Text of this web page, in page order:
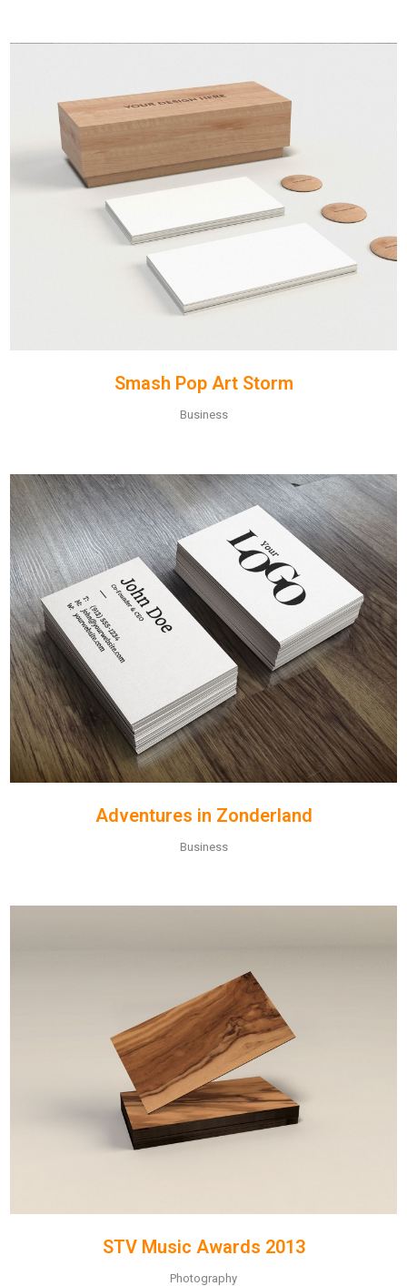
Smash Pop Art Storm
Business
Adventures in Zonderland
Business
STV Music Awards 2013
Photography